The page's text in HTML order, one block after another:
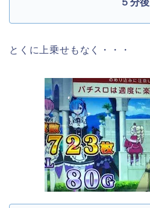
とくに上乗せもなく・・・